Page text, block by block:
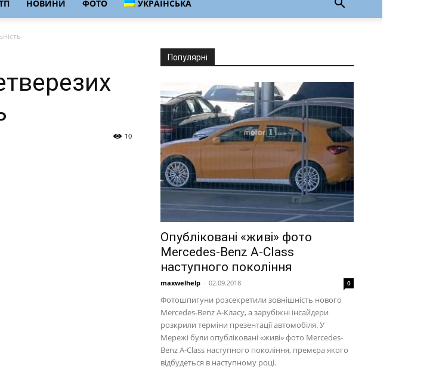
НОВИНИ ФОТО УКРАЇНСЬКА
10
Популярні
Опубліковані «живі» фото
Mercedes-Benz A-Class
наступного покоління
maxwelhelp - 02.09.2018 0
Фотошпигуни розсекретили зовнішність нового
Mercedes-Benz A-Класу, а зарубіжні інсайдери
розкрили терміни презентації автомобіля. У
Мережі були опубліковані «живі» фото Mercedes-
Benz A-Class наступного покоління, премєра якого
відбудеться в наступному році.